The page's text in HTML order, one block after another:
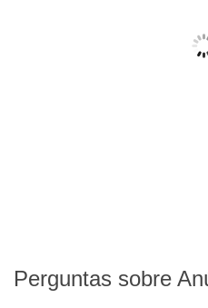
Perguntas sobre